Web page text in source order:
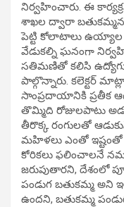
నిర్వహించారు. ఈ
శాఖల ద్వారా
పెట్టి కోలాటాలు ఉయ్యాల
వేడుకల్ని ఘనంగా
సతిమణితో కలిసి
పాల్గొన్నారు. కలెక్టర్
సాంప్రదాయానికి ప్రతీక
తొమ్మిది రోజులపాటు
తీరొక్క రంగులతో
మహిళలు ఎంతో ఇష్టంతో
కోరికలు ఫలించాలనే
జరుపుతారని, దేశంలో
పండుగ బతుకమ్మ
ఉందని, బతుకమ్మ